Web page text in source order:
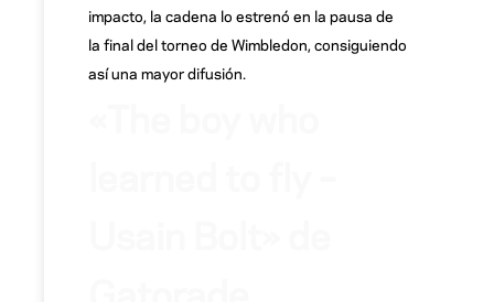
impacto, la cadena lo estrenó en la pausa de
la final del torneo de Wimbledon, consiguiendo
así una mayor difusión.